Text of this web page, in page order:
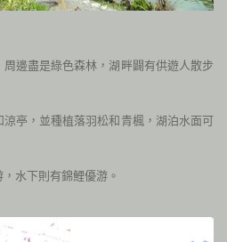
邊盡是綠色森林，湖畔闢有供遊人散步
亭，並種植落羽松和青楓，湖泊水面可
水下則有錦鯉優游。